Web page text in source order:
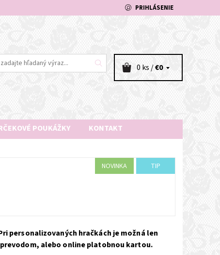
PRIHLÁSENIE
0 ks /€0
POUKÁŽKY KONTAKT
NOVINKA TIP
personalizovaných hračkách je možná len
alebo online platobnou kartou.